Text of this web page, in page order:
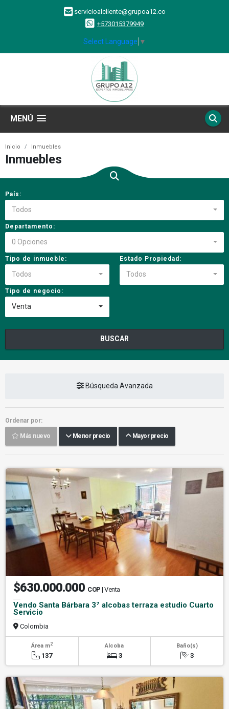
servicioalcliente@grupoa12.co
+573015379949
Select Language ▼
MENÚ
Inicio Inmuebles
Inmuebles
País:
Todos
Departamento:
0 Opciones
Tipo de inmueble:
Todos
Estado Propiedad:
Todos
Tipo de negocio:
Venta
BUSCAR
Búsqueda Avanzada
Ordenar por:
Más nuevo Menor precio Mayor precio
$630.000.000 COP | Venta
Vendo Santa Bárbara 3⁷ alcobas terraza estudio Cuarto
Servicio
Colombia
Área m2
137
Alcoba
3
Baño(s)
3